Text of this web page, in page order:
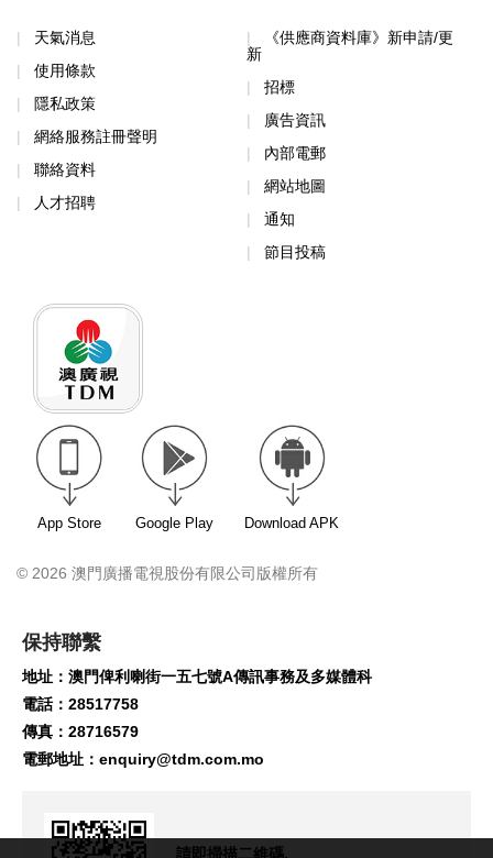
天氣消息
使用條款
隱私政策
網絡服務註冊聲明
聯絡資料
人才招聘
《供應商資料庫》新申請/更
新
招標
廣告資訊
內部電郵
網站地圖
通知
節目投稿
App Store Google Play Download APK
© 2026 澳門廣播電視股份有限公司版權所有
保持聯繫
地址：澳門俾利喇街一五七號A傳訊事務及多媒體科
電話：28517758
傳真：28716579
電郵地址： enquiry@tdm.com.mo
請即掃描二維碼,